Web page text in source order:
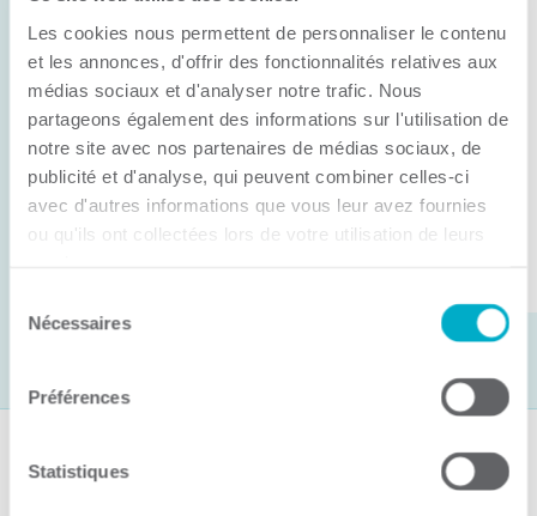
Les cookies nous permettent de personnaliser le contenu
et les annonces, d'offrir des fonctionnalités relatives aux
médias sociaux et d'analyser notre trafic. Nous
partageons également des informations sur l'utilisation de
notre site avec nos partenaires de médias sociaux, de
publicité et d'analyse, qui peuvent combiner celles-ci
avec d'autres informations que vous leur avez fournies
ou qu'ils ont collectées lors de votre utilisation de leurs
Nécessaires
Préférences
Statistiques
Anick Métivier devient le nouveau
président de la CCI3R
C’est lors de son assemblée générale annuelle
tenue hier que la Chambre de commerce et
d’industries de ...
Suivez-nous